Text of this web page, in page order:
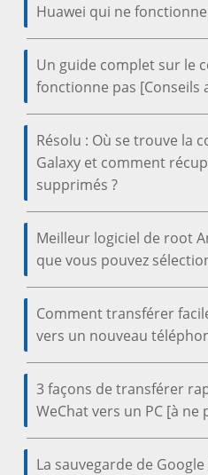
Huawei qui ne
Un guide complet sur le
fonctionne pas [Conseils
Résolu : Où se trouve la
Galaxy et comment
supprimés ?
Meilleur logiciel de root
que vous pouvez
Comment transférer
vers un nouveau
3 façons de transférer
WeChat vers un PC [à ne
La sauvegarde de